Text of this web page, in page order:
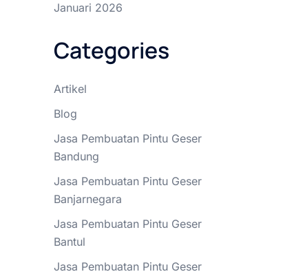
Januari 2026
Categories
Artikel
Blog
Jasa Pembuatan Pintu Geser
Bandung
Jasa Pembuatan Pintu Geser
Banjarnegara
Jasa Pembuatan Pintu Geser
Bantul
Jasa Pembuatan Pintu Geser